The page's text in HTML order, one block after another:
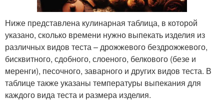
Ниже представлена кулинарная таблица, в которой
указано, сколько времени нужно выпекать изделия из
различных видов теста – дрожжевого бездрожжевого,
бисквитного, сдобного, слоеного, белкового (безе и
меренги), песочного, заварного и других видов теста. В
таблице также указаны температуры выпекания для
каждого вида теста и размера изделия.